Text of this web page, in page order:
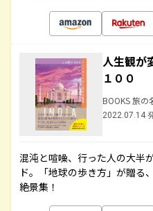
人生観が
１００
BOOKS 旅の
2022.07.14
混沌と喧噪、行った人の大半
ド。「地球の歩き方」が贈る
絶景集！